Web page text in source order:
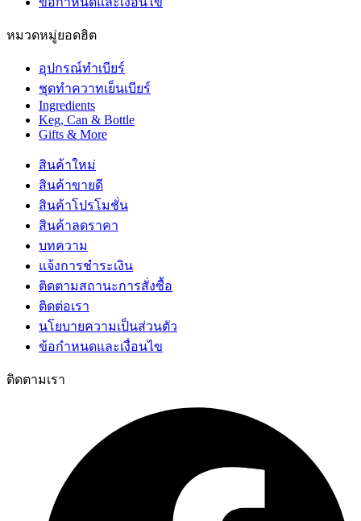
หมวดหมู่ยอดฮิต
อุปกรณ์ทำเบียร์
ชุดทำควาทเย็นเบียร์
Ingredients
Keg, Can & Bottle
Gifts & More
สินค้าใหม่
สินค้าขายดี
สินค้าโปรโมชั่น
สินค้าลดราคา
บทความ
แจ้งการชำระเงิน
ติดตามสถานะการสั่งซื้อ
ติดต่อเรา
นโยบายความเป็นส่วนตัว
ข้อกำหนดและเงื่อนไข
ติดตามเรา